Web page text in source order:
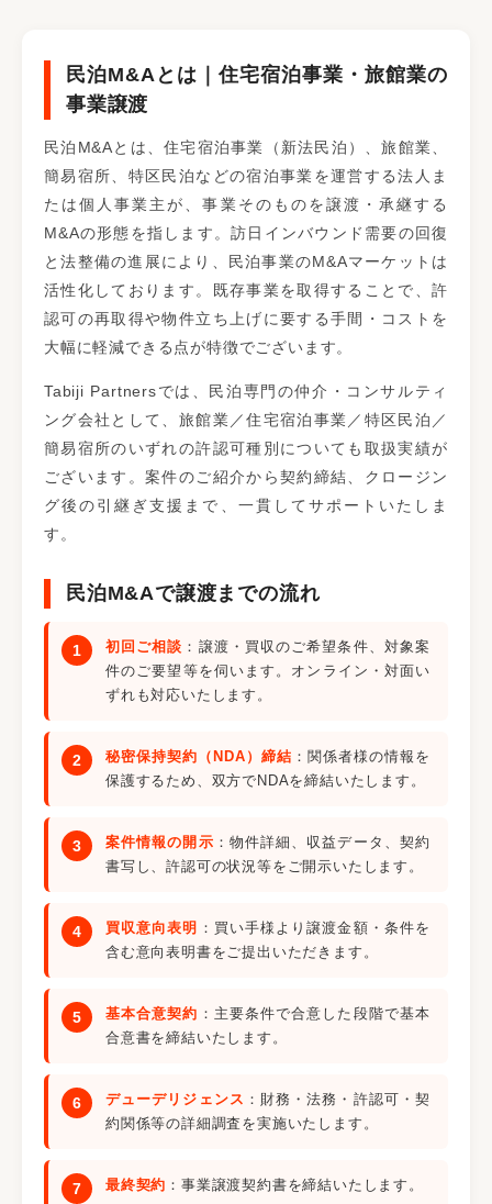
民泊M&Aとは｜住宅宿泊事業・旅館業の
事業譲渡
民泊M&Aとは、住宅宿泊事業（新法民泊）、旅館業、
簡易宿所、特区民泊などの宿泊事業を運営する法人ま
たは個人事業主が、事業そのものを譲渡・承継する
M&Aの形態を指します。訪日インバウンド需要の回復
と法整備の進展により、民泊事業のM&Aマーケットは
活性化しております。既存事業を取得することで、許
認可の再取得や物件立ち上げに要する手間・コストを
大幅に軽減できる点が特徴でございます。
Tabiji Partnersでは、民泊専門の仲介・コンサルティ
ング会社として、旅館業／住宅宿泊事業／特区民泊／
簡易宿所のいずれの許認可種別についても取扱実績が
ございます。案件のご紹介から契約締結、クロージン
グ後の引継ぎ支援まで、一貫してサポートいたしま
す。
民泊M&Aで譲渡までの流れ
初回ご相談 ：譲渡・買収のご希望条件、対象案
件のご要望等を伺います。オンライン・対面い
ずれも対応いたします。
秘密保持契約（NDA）締結 ：関係者様の情報を
保護するため、双方でNDAを締結いたします。
案件情報の開示 ：物件詳細、収益データ、契約
書写し、許認可の状況等をご開示いたします。
買収意向表明 ：買い手様より譲渡金額・条件を
含む意向表明書をご提出いただきます。
基本合意契約 ：主要条件で合意した段階で基本
合意書を締結いたします。
デューデリジェンス ：財務・法務・許認可・契
約関係等の詳細調査を実施いたします。
最終契約 ：事業譲渡契約書を締結いたします。